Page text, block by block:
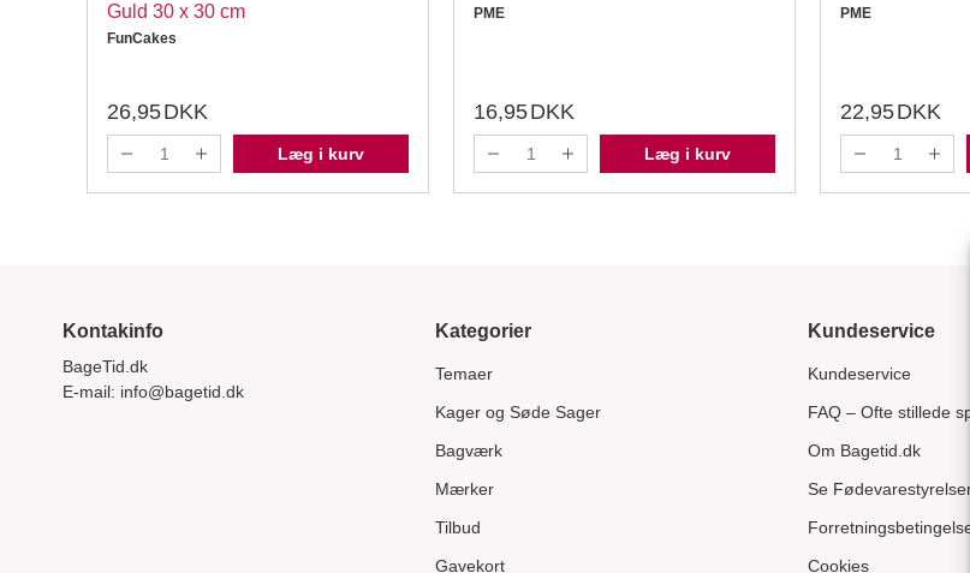
Guld 30 x 30 cm
FunCakes
26,95DKK
Læg i kurv
PME
16,95DKK
Læg i kurv
PME
22,95DKK
Kontakinfo
BageTid.dk
E-mail: info@bagetid.dk
Kategorier
Temaer
Kager og Søde Sager
Bagværk
Mærker
Tilbud
Gavekort
Kundeservice
Kundeservice
FAQ – Ofte stillede
Om Bagetid.dk
Se
Forretningsbetingelser
Cookies